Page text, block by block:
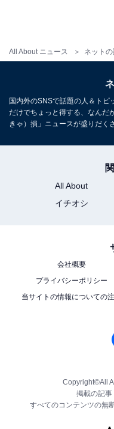
All About ニュース ネット
国内外のSNSで話題の人＆トピ
だけでちょっと得する、なんだ
きゃ）損」ニュースが盛りだく
All About
イチオシ
会社概要
プライバシーポリシー
当サイトの情報についての
Copyright©All
掲載の記事
すべてのコンテンツの無